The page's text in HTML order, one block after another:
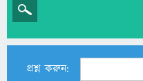
প্রশ্ন করুন: